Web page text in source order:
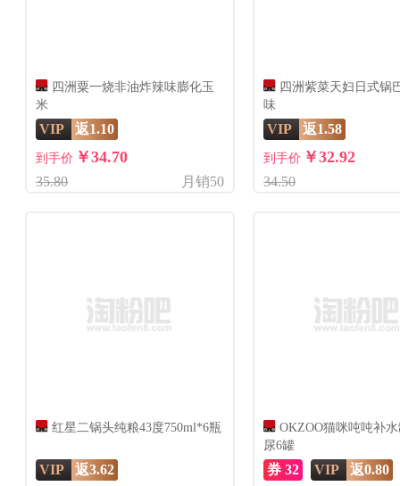
四洲粟一烧非油炸辣味膨化玉
米
VIP 返1.10
到手价 ￥34.70
35.80 月销50
四洲紫菜天妇日式锅
味
VIP 返1.58
到手价 ￥32.92
34.50
红星二锅头纯粮43度750ml*6瓶
VIP 返3.62
OKZOO猫咪吨吨补
尿6罐
券 32 VIP 返0.80